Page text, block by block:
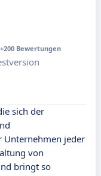
+200 Bewertungen
sich der
Unternehmen jeder
von
bringt so